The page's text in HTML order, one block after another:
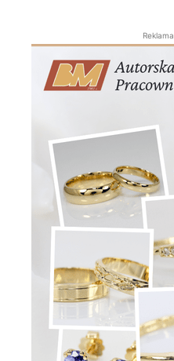
Reklama